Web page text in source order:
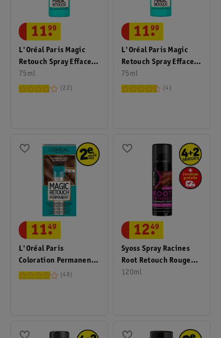
L'Oréal Paris Magic
Retouch Spray Effaceur
De Racines 9 Clair Doré
75ml
11.
99
22
L'Oréal Paris Magic
Retouch Spray Effaceur
De Racines Marron
Acajou
75ml
11.
99
4
L'Oréal Paris
Coloration Permanente
Magic Retouch 6 Blond
11.
49
48
Syoss Spray Racines
Root Retouch Rouge
Cachemire
120ml
12.
49